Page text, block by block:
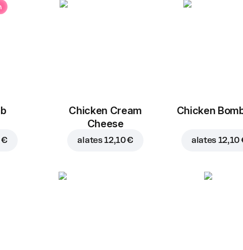
€
Chicken Cream
Cheese
alates12,10 €
Chicken
alates 12,10